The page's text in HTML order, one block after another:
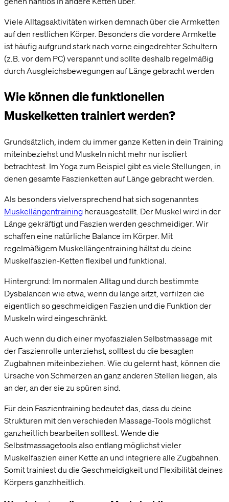
Viele Alltagsaktivitäten wirken demnach über die Armketten
auf den restlichen Körper. Besonders die vordere Armkette
ist häufig aufgrund stark nach vorne eingedrehter Schultern
(z.B. vor dem PC) verspannt und sollte deshalb regelmäßig
durch Ausgleichsbewegungen auf Länge gebracht werden
Wie können die funktionellen
Muskelketten trainiert werden?
Grundsätzlich, indem du immer ganze Ketten in dein Training
miteinbeziehst und Muskeln nicht mehr nur isoliert
betrachtest. Im Yoga zum Beispiel gibt es viele Stellungen, in
denen gesamte Faszienketten auf Länge gebracht werden.
Als besonders vielversprechend hat sich sogenanntes
Muskellängentraining herausgestellt. Der Muskel wird in der
Länge gekräftigt und Faszien werden geschmeidiger. Wir
schaffen eine natürliche Balance im Körper. Mit
regelmäßigem Muskellängentraining hältst du deine
Muskelfaszien-Ketten flexibel und funktional.
Hintergrund: Im normalen Alltag und durch bestimmte
Dysbalancen wie etwa, wenn du lange sitzt, verfilzen die
eigentlich so geschmeidigen Faszien und die Funktion der
Muskeln wird eingeschränkt.
Auch wenn du dich einer myofaszialen Selbstmassage mit
der Faszienrolle unterziehst, solltest du die besagten
Zugbahnen miteinbeziehen. Wie du gelernt hast, können die
Ursache von Schmerzen an ganz anderen Stellen liegen, als
an der, an der sie zu spüren sind.
Für dein Faszientraining bedeutet das, dass du deine
Strukturen mit den verschieden Massage-Tools möglichst
ganzheitlich bearbeiten solltest. Wende die
Selbstmassagetools also entlang möglichst vieler
Muskelfaszien einer Kette an und integriere alle Zugbahnen.
Somit trainiest du die Geschmeidigkeit und Flexibilität deines
Körpers ganzhheitlich.